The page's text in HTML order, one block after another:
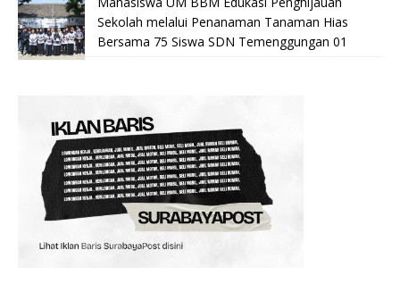
Sekolah melalui Penanaman Tanaman Hias
Bersama 75 Siswa SDN Temenggungan 01